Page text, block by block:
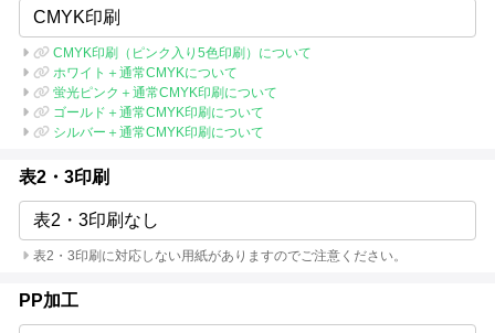
CMYK印刷
CMYK印刷（ピンク入り5色印刷）について
ホワイト＋通常CMYKについて
蛍光ピンク＋通常CMYK印刷について
ゴールド＋通常CMYK印刷について
シルバー＋通常CMYK印刷について
表2・3印刷
表2・3印刷なし
表2・3印刷に対応しない用紙がありますのでご注意ください。
PP加工